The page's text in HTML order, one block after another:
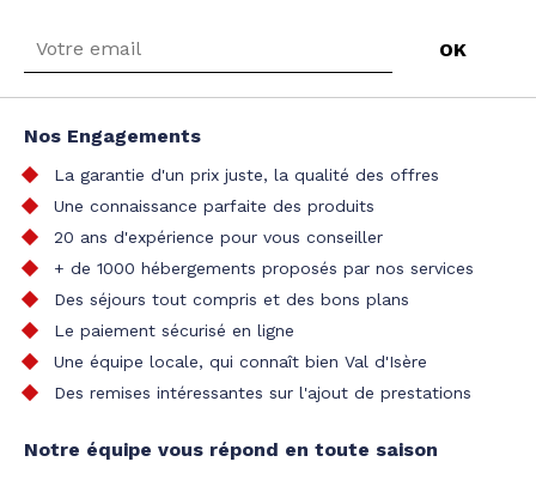
Nos Engagements
La garantie d'un prix juste, la qualité des offres
Une connaissance parfaite des produits
20 ans d'expérience pour vous conseiller
+ de 1000 hébergements proposés par nos services
Des séjours tout compris et des bons plans
Le paiement sécurisé en ligne
Une équipe locale, qui connaît bien Val d'Isère
Des remises intéressantes sur l'ajout de prestations
Notre équipe vous répond en toute saison